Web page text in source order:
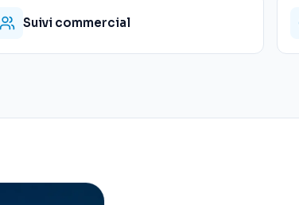
Suivi commercial